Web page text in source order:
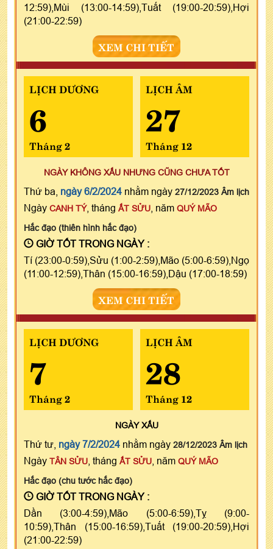
12:59),Mùi (13:00-14:59),Tuất (19:00-20:59),Hợi
(21:00-22:59)
XEM CHI TIẾT
LỊCH DƯƠNG
6
Tháng 2
LỊCH ÂM
27
Tháng 12
NGÀY KHÔNG XẤU NHƯNG CŨNG CHƯA TỐT
Thứ ba, ngày 6/2/2024 nhằm ngày 27/12/2023 Âm lịch
Ngày CANH TÝ, tháng ẤT SỬU , năm QUÝ MÃO
Hắc đạo (thiên hình hắc đạo)
GIỜ TỐT TRONG NGÀY :
Tí (23:00-0:59),Sửu (1:00-2:59),Mão (5:00-6:59),Ngọ
(11:00-12:59),Thân (15:00-16:59),Dậu (17:00-18:59)
XEM CHI TIẾT
LỊCH DƯƠNG
7
Tháng 2
LỊCH ÂM
28
Tháng 12
NGÀYXẤU
Thứ tư, ngày 7/2/2024 nhằm ngày 28/12/2023 Âm lịch
Ngày TÂN SỬU , tháng ẤT SỬU , năm QUÝ MÃO
Hắc đạo (chu tước hắc đạo)
GIỜ TỐT TRONG NGÀY :
Dần (3:00-4:59),Mão (5:00-6:59),Tỵ (9:00-
10:59),Thân (15:00-16:59),Tuất (19:00-20:59),Hợi
(21:00-22:59)